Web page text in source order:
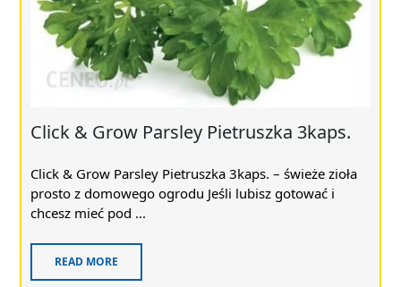
Click & Grow Parsley Pietruszka 3kaps.
Click & Grow Parsley Pietruszka 3kaps. – świeże zioła
prosto z domowego ogrodu Jeśli lubisz gotować i
chcesz mieć pod ...
READ MORE